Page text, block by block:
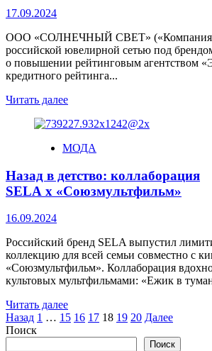
17.09.2024
ООО «СОЛНЕЧНЫЙ СВЕТ»
российской ювелирной сетью под
о повышении рейтинговым агентством
кредитного рейтинга...
Читать далее
МОДА
Назад в детство: коллаборация
SELA x «Союзмультфильм»
16.09.2024
Российский бренд SELA выпустил
коллекцию для всей семьи совместно с
«Союзмультфильм». Коллаборация
культовых мультфильмами: «Ежик в
Читать далее
Пагинация
записей
Назад 1 … 15 16 17 18 19 20 Далее
Поиск
Поиск